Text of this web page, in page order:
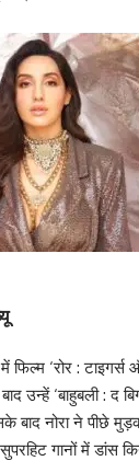
‘रोर :
उन्हें ‘बाहुबली : द
बाद नोरा ने पीछे
गानों में डांस